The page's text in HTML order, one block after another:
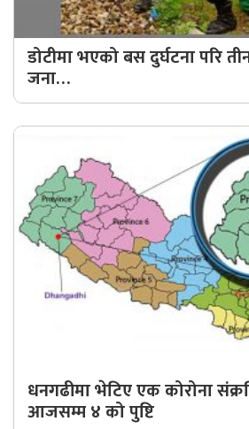
डोटीमा भएको बस दुर्घटना परि
जना…
धनगढीमा भेटिए एक कोरोना
आजसम्म ४ को पुष्टि